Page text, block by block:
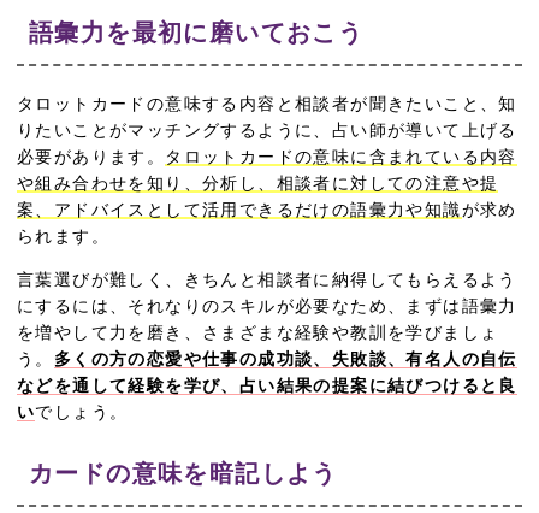
語彙力を最初に磨いておこう
タロットカードの意味する内容と相談者が聞きたいこと、知
りたいことがマッチングするように、占い師が導いて上げる
必要があります。
タロットカードの意味に含まれている内容
や組み合わせを知り、分析し、相談者に対しての注意や提
案、アドバイスとして活用できるだけの語彙力や知識が求め
られます。
言葉選びが難しく、きちんと相談者に納得してもらえるよう
にするには、それなりのスキルが必要なため、まずは語彙力
を増やして力を磨き、さまざまな経験や教訓を学びましょ
う。 多くの方の恋愛や仕事の成功談、失敗談、有名人の自伝
などを通して経験を学び、占い結果の提案に結びつけると良
いでしょう。
カードの意味を暗記しよう